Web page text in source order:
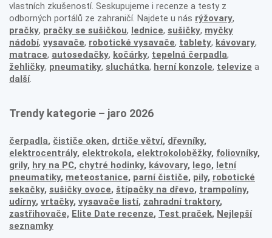
vlastních zkušeností. Seskupujeme i recenze a testy z
odborných portálů ze zahraničí. Najdete u nás rýžovary,
pračky, pračky se sušičkou, lednice, sušičky, myčky
nádobí, vysavače, robotické vysavače, tablety, kávovary,
matrace, autosedačky, kočárky, tepelná čerpadla,
žehličky, pneumatiky, sluchátka, herní konzole, televize a
další.
Trendy kategorie – jaro 2026
čerpadla, čističe oken, drtiče větví, dřevníky,
elektrocentrály, elektrokola, elektrokoloběžky, foliovníky,
grily, hry na PC, chytré hodinky, kávovary, lego, letní
pneumatiky, meteostanice, parní čističe, pily, robotické
sekačky, sušičky ovoce, štípačky na dřevo, trampolíny,
udírny, vrtačky, vysavače listí, zahradní traktory,
zastřihovače, Elite Date recenze, Test praček, Nejlepší
seznamky